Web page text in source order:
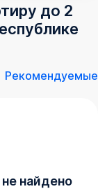
до 2
Рекомендуемые
найдено